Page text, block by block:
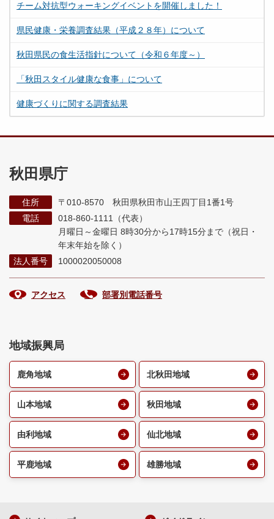
チーム対抗型ウォーキングイベントを開催しました！
県民健康・栄養調査結果（平成２８年）について
秋田県民の食生活指針について（令和６年度～）
「秋田スタイル健康な食事」について
健康づくりに関する調査結果
秋田県庁
住所
〒010-8570 秋田県秋田市山王四丁目1番1号
電話
018-860-1111（代表）
月曜日～金曜日 8時30分から17時15分まで （祝日・
年末年始を除く）
法人番号
1000020050008
アクセス 部署別電話番号
地域振興局
鹿角地域 北秋田地域
山本地域 秋田地域
由利地域 仙北地域
平鹿地域 雄勝地域